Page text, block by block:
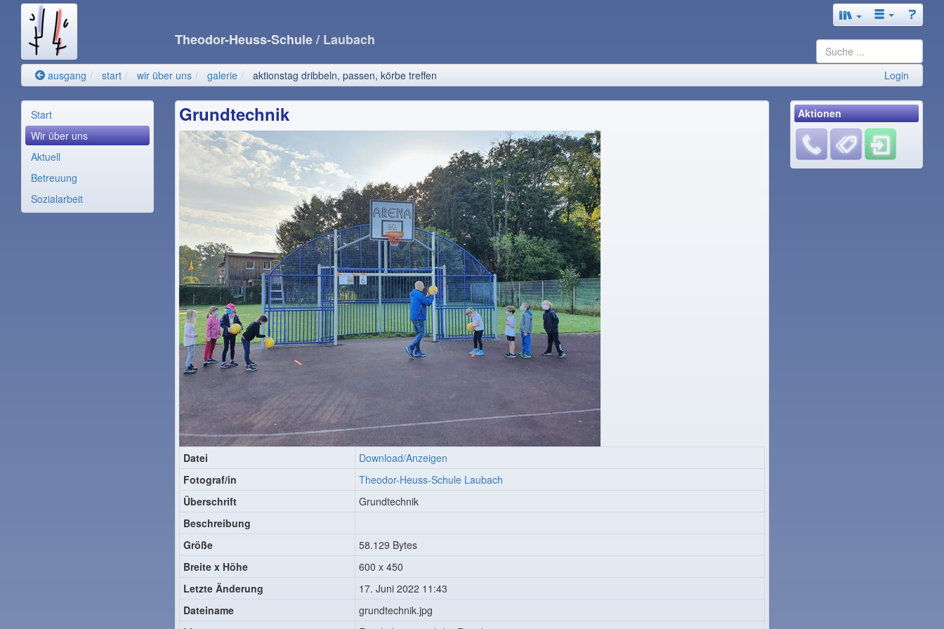
Theodor-Heuss-Schule/ Laubach
ausgang start wir über uns galerie aktionstag dribbeln, passen, körbe treffen Login
Start
Wir über uns
Aktuell
Betreuung
Sozialarbeit
Grundtechnik
Datei
Download/Anzeigen
Fotograf/in
Theodor-Heuss-Schule Laubach
Überschrift
Grundtechnik
Beschreibung
Größe
58.129 Bytes
Breite x Höhe
600 x 450
Letzte Änderung
17. Juni 2022 11:43
Dateiname
grundtechnik.jpg
Aktionen